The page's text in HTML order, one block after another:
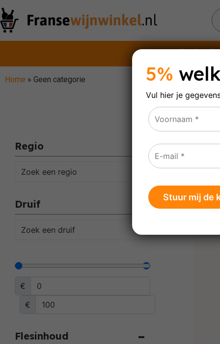
Rode wijn
Home » Geen categorie
Regio
Zoek een regio
Druif
Zoek een druif
€
€
Flesinhoud
5%
Vul hier je